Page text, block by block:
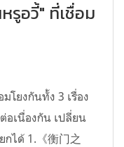
รูอวี้" ที่เชื่อม
โยงกันทั้ง 3 เรื่อง
อเนื่องกัน เปลี่ยน
ได้ 1.《衡门之